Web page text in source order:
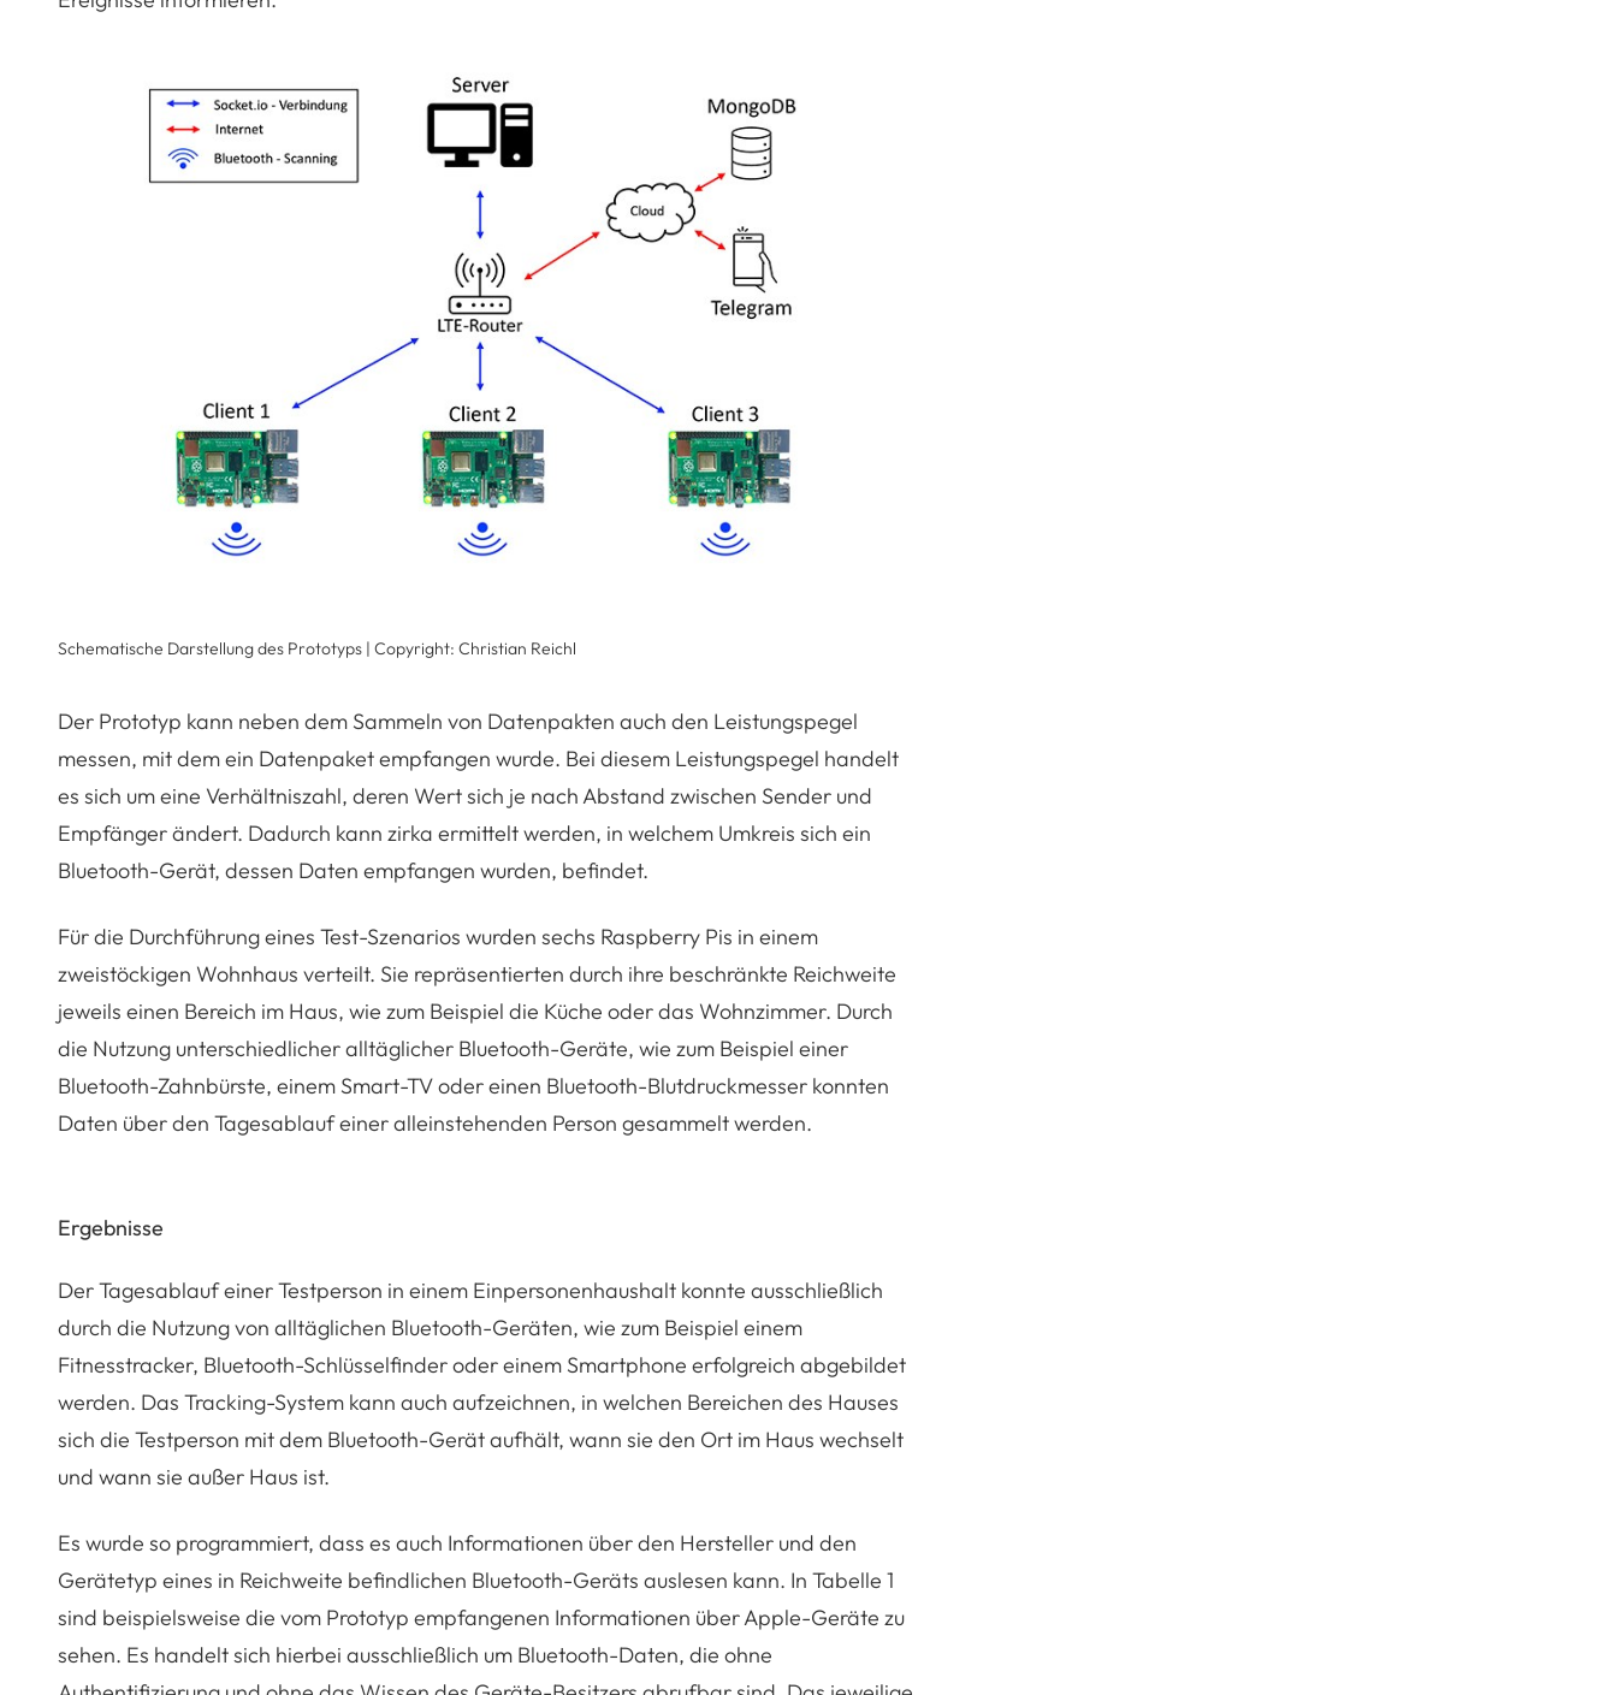
Schematische Darstellung des Prototyps | Copyright: Christian Reichl
Der Prototyp kann neben dem Sammeln von Datenpakten auch den Leistungspegel
messen, mit dem ein Datenpaket empfangen wurde. Bei diesem Leistungspegel handelt
es sich um eine Verhältniszahl, deren Wert sich je nach Abstand zwischen Sender und
Empfänger ändert. Dadurch kann zirka ermittelt werden, in welchem Umkreis sich ein
Bluetooth-Gerät, dessen Daten empfangen wurden, befindet.
Für die Durchführung eines Test-Szenarios wurden sechs Raspberry Pis in einem
zweistöckigen Wohnhaus verteilt. Sie repräsentierten durch ihre beschränkte Reichweite
jeweils einen Bereich im Haus, wie zum Beispiel die Küche oder das Wohnzimmer. Durch
die Nutzung unterschiedlicher alltäglicher Bluetooth-Geräte, wie zum Beispiel einer
Bluetooth-Zahnbürste, einem Smart-TV oder einen Bluetooth-Blutdruckmesser konnten
Daten über den Tagesablauf einer alleinstehenden Person gesammelt werden.
Ergebnisse
Der Tagesablauf einer Testperson in einem Einpersonenhaushalt konnte ausschließlich
durch die Nutzung von alltäglichen Bluetooth-Geräten, wie zum Beispiel einem
Fitnesstracker, Bluetooth-Schlüsselfinder oder einem Smartphone erfolgreich abgebildet
werden. Das Tracking-System kann auch aufzeichnen, in welchen Bereichen des Hauses
sich die Testperson mit dem Bluetooth-Gerät aufhält, wann sie den Ort im Haus wechselt
und wann sie außer Haus ist.
Es wurde so programmiert, dass es auch Informationen über den Hersteller und den
Gerätetyp eines in Reichweite befindlichen Bluetooth-Geräts auslesen kann. In Tabelle 1
sind beispielsweise die vom Prototyp empfangenen Informationen über Apple-Geräte zu
sehen. Es handelt sich hierbei ausschließlich um Bluetooth-Daten, die ohne